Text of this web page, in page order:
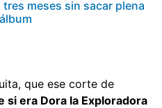
tres meses sin sacar plena
que ese corte de
si era Dora la Exploradora